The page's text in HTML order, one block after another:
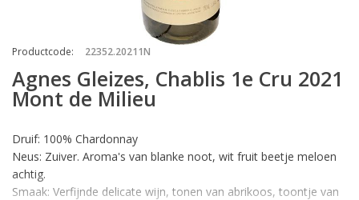
Productcode: 22352.20211N
Agnes Gleizes, Chablis 1e Cru 2021
Mont de Milieu
Druif: 100% Chardonnay
Neus: Zuiver. Aroma's van blanke noot, wit fruit beetje meloen
achtig.
Smaak: Verfijnde delicate wijn, tonen van abrikoos, toontje van